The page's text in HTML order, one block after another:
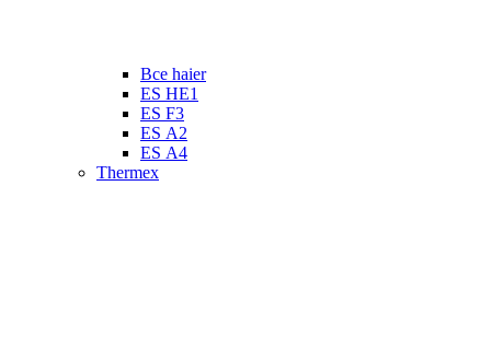
Все haier
ES HE1
ES F3
ES А2
ES А4
Thermex